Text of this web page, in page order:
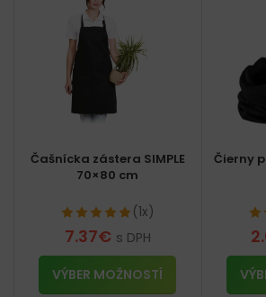
Čašnícka zástera SIMPLE
70×80 cm
(1x)
7.37€ s DPH
VÝBER MOŽNOSTÍ
Čierny